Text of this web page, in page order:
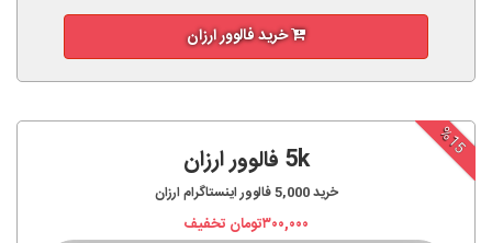
خرید فالوور ارزان
%15
5k فالوور ارزان
خرید5,000فالوور اینستاگرام ارزان
۳۰۰,۰۰۰تومان تخفیف